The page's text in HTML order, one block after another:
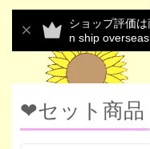
ショップ評価
n ship
❤セット商品